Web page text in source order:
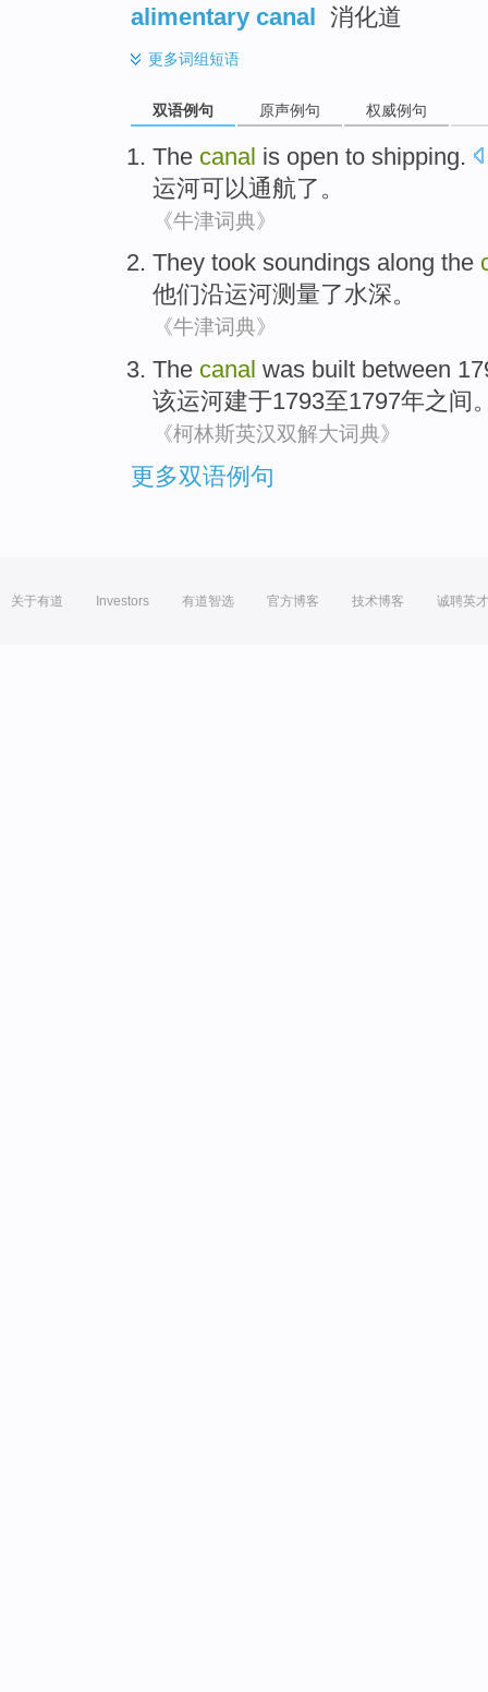
alimentary canal 消化道
更多词组短语
双语例句 原声例句 权威例句
The canal is open to shipping.
运河可以通航了。
《牛津词典》
They took soundings along the
他们沿运河测量了水深。
《牛津词典》
The canal was built between
该运河建于1793至1797年之间
《柯林斯英汉双解大词典》
更多双语例句
关于有道 Investors 有道智选 官方博客 技术博客 诚聘英才